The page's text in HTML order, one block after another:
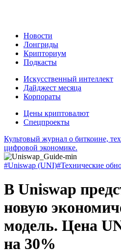
Новости
Лонгриды
Крипториум
Подкасты
Искусственный интеллект
Дайджест месяца
Корпораты
Цены криптовалют
Спецпроекты
Культовый журнал о биткоине,
цифровой экономике.
#Uniswap (UNI)#Технические
В Uniswap
новую
модель. Цена
на 30%